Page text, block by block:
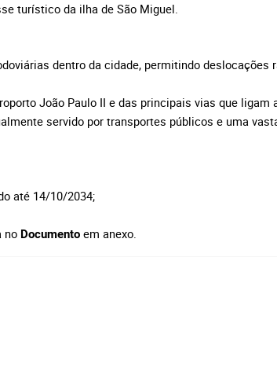
turístico da ilha de São Miguel.
dentro da cidade, permitindo deslocações
João Paulo II e das principais vias que ligam
servido por transportes públicos e uma
até 14/10/2034;
no Documento em anexo.